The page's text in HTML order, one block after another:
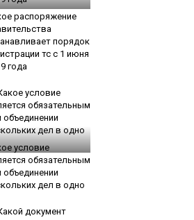
распоряжение
порядок
тс с 1 июня
года
условие
обязательным
объединении
дел в одно